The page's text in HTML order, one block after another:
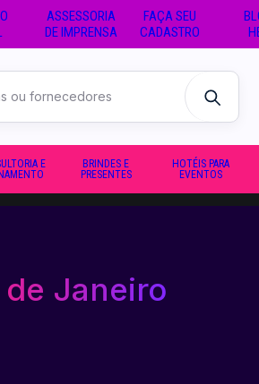
ASSESSORIA
DE IMPRENSA
FAÇA SEU
CADASTRO
E
BRINDES E
PRESENTES
HOTÉIS PARA
EVENTOS
de Janeiro